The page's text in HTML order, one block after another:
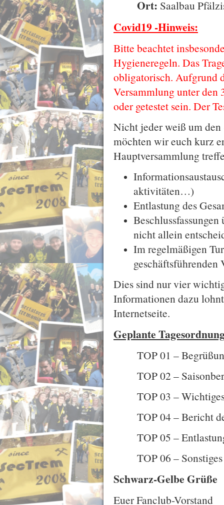
Ort: Saalbau
Covid19 -Hinweis:
Bitte beachtet
Hygieneregeln. Das
obligatorisch. Aufgrund
Versammlung unter den
oder getestet sein. Der
Nicht jeder weiß um
möchten wir euch kurz
Hauptversammlung
aktivitäten…)
Entlastung des
nicht allein
Im regelmäßigen
geschäftsführenden
Dies sind nur vier
Informationen dazu
Internetseite.
Geplante
TOP 01 –
TOP 02 –
TOP 03 –
TOP 04 – Bericht
TOP 05 –
TOP 06 – Sonstiges
Schwarz-Gelbe Grüße
Euer Fanclub-Vorstand